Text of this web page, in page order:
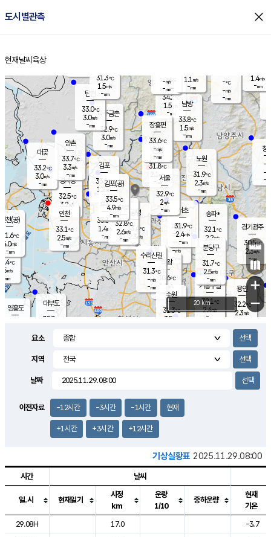
도시별관측 close
홈
현재날씨 육상
의도
℃
m/s
mm
영흥도
양주
34.2℃
1.5
-mm
과천
- ℃
-m/s
- mm
용인
32.2℃
2.3m/s
경기광주
30.5℃
2.3m/s
-mm
3.4m/s
대부도
30.7
경서동
32.5℃
3.2 m/s
-mm
파주금촌
32.9℃
3.0m/s
-mm
-℃
-m/s
-mm
대곶
33.2℃
3.0m/s
-mm
창
-
-m/
-
탄현
33.0℃
3.0m/s
-mm
1.4m/s
-mm
의왕
30.6℃
1.1m/s
mm
김포
33.1℃
1.2 m/s
mm
광명
33.4 ℃
2.3 m/s
-mm
부천
33.3℃
1.4m/s
-mm
양촌
33.7℃
3.3m/s
-mm
구로
32.8℃
2.6m/s
-mm
은평
31.8℃
2.1 m/s
- mm
노원
31.9℃
2.3m/s
-mm
송파*
32.1℃
2.2m/s
-mm
서초
31.9℃
2.4m/s
-mm
남방
33.8℃
1.5m/s
-mm
기흥구갈
32.1℃
2.4m/s
-
수리산길
31.3℃
-m/s
-mm
분당구
31.7℃
2.5m/s
-mm
장흥면
33.6℃
-m/s
-mm
-m/s
-mm
인천(공)
31.6℃
4.0m/s
-mm
김포(공)
33.5℃
4.9m/s
-mm
수원
31.3℃
3.5 m/s
인천
33.1℃
2.5m/s
-mm
서울
32.9℃
2m/s
-mm
31.3℃
1.5m/s
-mm
1.1 m/s
-mm
+
−
20 km
요소
지역
날짜
이전자료 -12시간 -3시간 -1시간 현재
+1시간 +3시간 +12시간
기상실황표 2025.11.29.08:00
도시별 기상실황표로 지점, 날씨, 기온, 강수, 바람, 기압등을 안내한 표입
시간 날씨
일.시 현재일기
시정
km
운량
1/10
중하운량
현재
기온
29.08H
17.0
-3.7